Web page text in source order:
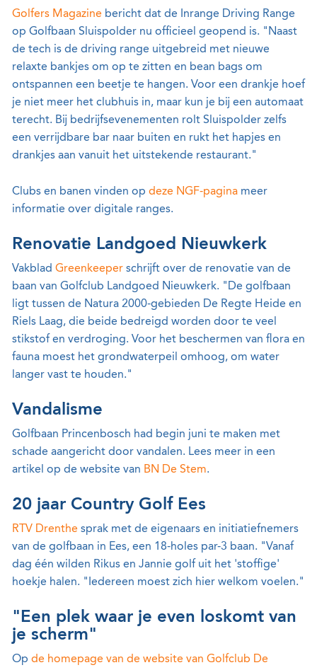
Golfers Magazine bericht dat de Inrange Driving Range
op Golfbaan Sluispolder nu officieel geopend is. "Naast
de tech is de driving range uitgebreid met nieuwe
relaxte bankjes om op te zitten en bean bags om
ontspannen een beetje te hangen. Voor een drankje hoef
je niet meer het clubhuis in, maar kun je bij een automaat
terecht. Bij bedrijfsevenementen rolt Sluispolder zelfs
een verrijdbare bar naar buiten en rukt het hapjes en
drankjes aan vanuit het uitstekende restaurant."
Clubs en banen vinden op deze NGF-pagina meer
informatie over digitale ranges.
Renovatie Landgoed Nieuwkerk
Vakblad Greenkeeper schrijft over de renovatie van de
baan van Golfclub Landgoed Nieuwkerk. "De golfbaan
ligt tussen de Natura 2000-gebieden De Regte Heide en
Riels Laag, die beide bedreigd worden door te veel
stikstof en verdroging. Voor het beschermen van flora en
fauna moest het grondwaterpeil omhoog, om water
langer vast te houden."
Vandalisme
Golfbaan Princenbosch had begin juni te maken met
schade aangericht door vandalen. Lees meer in een
artikel op de website van BN De Stem.
20 jaar Country Golf Ees
RTV Drenthe sprak met de eigenaars en initiatiefnemers
van de golfbaan in Ees, een 18-holes par-3 baan. "Vanaf
dag één wilden Rikus en Jannie golf uit het 'stoffige'
hoekje halen. "Iedereen moest zich hier welkom voelen."
"Een plek waar je even loskomt van
je scherm"
Op de homepage van de website van Golfclub De